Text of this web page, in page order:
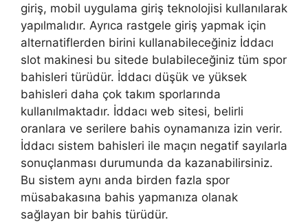
giriş, mobil uygulama giriş teknolojisi kullanılarak
yapılmalıdır. Ayrıca rastgele giriş yapmak için
alternatiflerden birini kullanabileceğiniz İddacı
slot makinesi bu sitede bulabileceğiniz tüm spor
bahisleri türüdür. İddacı düşük ve yüksek
bahisleri daha çok takım sporlarında
kullanılmaktadır. İddacı web sitesi, belirli
oranlara ve serilere bahis oynamanıza izin verir.
İddacı sistem bahisleri ile maçın negatif sayılarla
sonuçlanması durumunda da kazanabilirsiniz.
Bu sistem aynı anda birden fazla spor
müsabakasına bahis yapmanıza olanak
sağlayan bir bahis türüdür.